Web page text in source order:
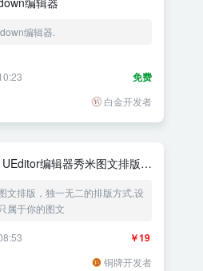
编辑器.
免费
白金开发者
编辑器秀米图文排版插
文排版，独一无二的排版方式,设
属于你的图文
￥19
铜牌开发者